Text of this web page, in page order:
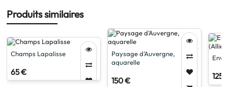
Produits similaires
Champs Lapalisse
65 €
Paysage d'Auvergne,
aquarelle
150 € 125